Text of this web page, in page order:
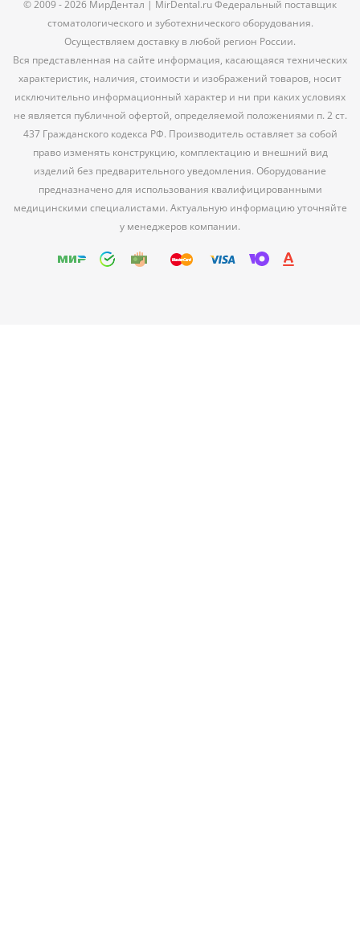
© 2009 - 2026 МирДентал | MirDental.ru Федеральный поставщик
стоматологического и зуботехнического оборудования.
Осуществляем доставку в любой регион России.
Вся представленная на сайте информация, касающаяся технических
характеристик, наличия, стоимости и изображений товаров, носит
исключительно информационный характер и ни при каких условиях
не является публичной офертой, определяемой положениями п. 2 ст.
437 Гражданского кодекса РФ. Производитель оставляет за собой
право изменять конструкцию, комплектацию и внешний вид
изделий без предварительного уведомления. Оборудование
предназначено для использования квалифицированными
медицинскими специалистами. Актуальную информацию уточняйте
у менеджеров компании.